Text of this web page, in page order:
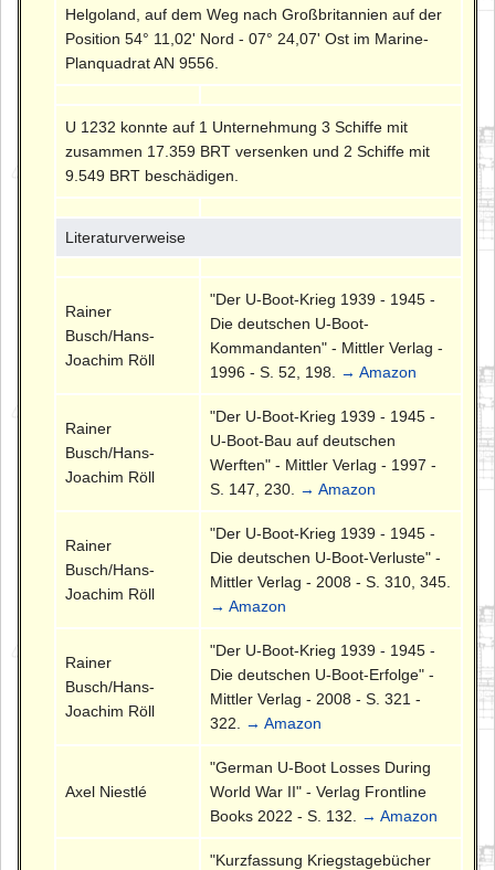
Helgoland, auf dem Weg nach Großbritannien auf der
Position 54° 11,02' Nord - 07° 24,07' Ost im Marine-
Planquadrat AN 9556.
U 1232 konnte auf 1 Unternehmung 3 Schiffe mit
zusammen 17.359 BRT versenken und 2 Schiffe mit
9.549 BRT beschädigen.
Literaturverweise
Rainer
Busch/Hans-
Joachim Röll
"Der U-Boot-Krieg 1939 - 1945 -
Die deutschen U-Boot-
Kommandanten" - Mittler Verlag -
1996 - S. 52, 198.
→ Amazon
Rainer
Busch/Hans-
Joachim Röll
"Der U-Boot-Krieg 1939 - 1945 -
U-Boot-Bau auf deutschen
Werften" - Mittler Verlag - 1997 -
S. 147, 230.
→ Amazon
Rainer
Busch/Hans-
Joachim Röll
"Der U-Boot-Krieg 1939 - 1945 -
Die deutschen U-Boot-Verluste" -
Mittler Verlag - 2008 - S. 310, 345.
→ Amazon
Rainer
Busch/Hans-
Joachim Röll
"Der U-Boot-Krieg 1939 - 1945 -
Die deutschen U-Boot-Erfolge" -
Mittler Verlag - 2008 - S. 321 -
322.
→ Amazon
Axel Niestlé
"German U-Boot Losses During
World War II" - Verlag Frontline
Books 2022 - S. 132.
→ Amazon
"Kurzfassung Kriegstagebücher